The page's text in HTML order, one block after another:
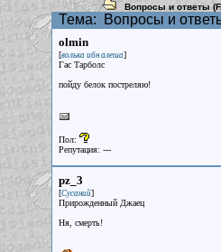
Вопросы и ответы
Тема: Вопросы и
olmin
[волька ибн алеша]
Гас Тарболс
пойду белок постреляю!
Пол:
Репутация: ---
pz_3
[Сусаний]
Прирожденный Джаец
Ня, смерть!